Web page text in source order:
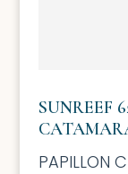
SUNREEF
PAPILLON